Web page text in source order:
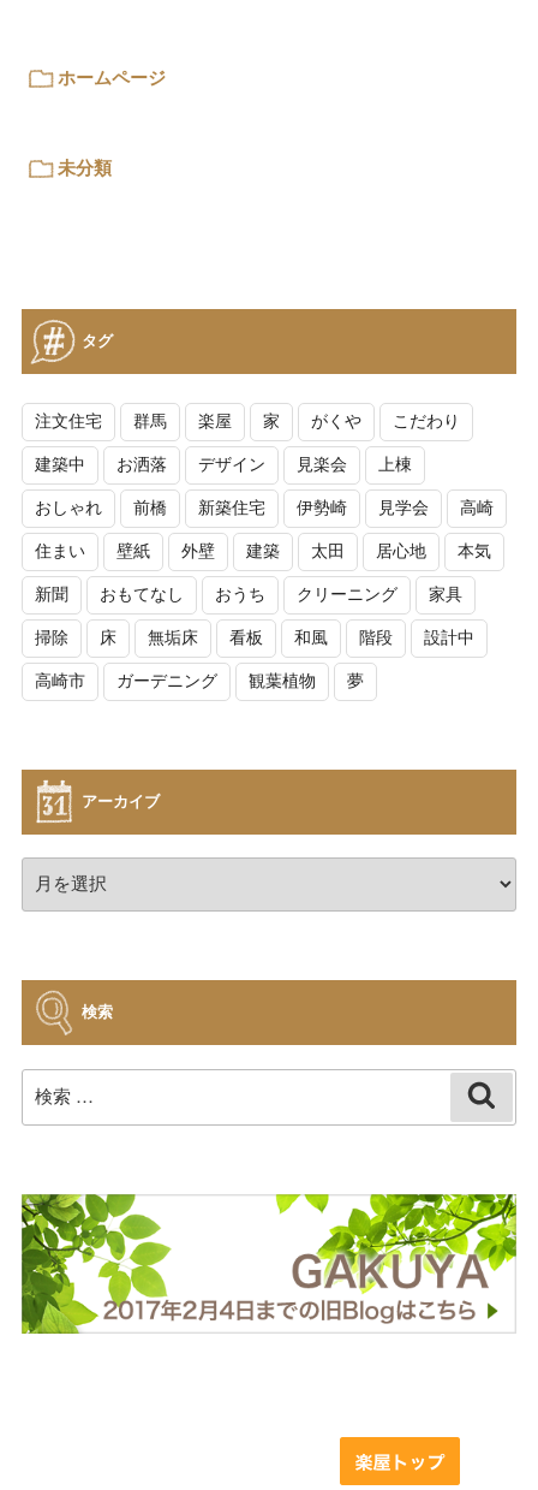
ホームページ
未分類
タグ
注文住宅 群馬 楽屋 家 がくや こだわり
建築中 お洒落 デザイン 見楽会 上棟
おしゃれ 前橋 新築住宅 伊勢崎 見学会 高崎
住まい 壁紙 外壁 建築 太田 居心地 本気
新聞 おもてなし おうち クリーニング 家具
掃除 床 無垢床 看板 和風 階段 設計中
高崎市 ガーデニング 観葉植物 夢
アーカイブ
ブ
検索
検
索: